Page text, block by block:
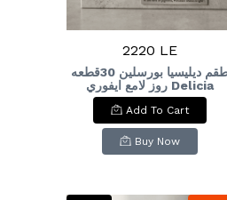
2220 LE
طقم ديليسيا بورسلين 30قطعه
روز لامع ايفوري Delicia
Porcelain Set, 30 Pieces,
Rose Ivory Glossy
Add To Cart
Buy Now